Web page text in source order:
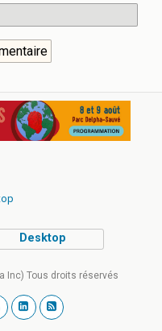
Desktop
Inc) Tous droits réservés